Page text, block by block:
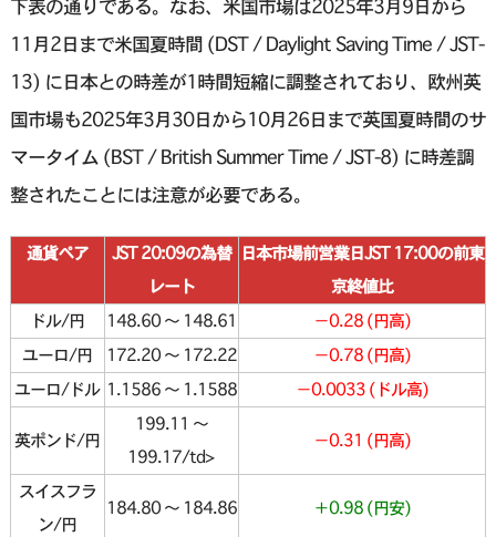
下表の通りである。なお、米国市場は2025年3月9日から
11月2日まで米国夏時間 (DST / Daylight Saving Time / JST-
13) に日本との時差が1時間短縮に調整されており、欧州英
国市場も2025年3月30日から10月26日まで英国夏時間のサ
マータイム (BST / British Summer Time / JST-8) に時差調
整されたことには注意が必要である。
通貨ペア
JST 20:09の為替
レート
日本市場前営業日JST 17:00の前東
京終値比
ドル/円
148.60 〜 148.61
−0.28 (円高)
ユーロ/円
172.20 〜 172.22
−0.78 (円高)
ユーロ/ドル 1.1586 〜 1.1588 −0.0033 (ドル高)
英ポンド/円
199.11 〜
199.17/td>
−0.31 (円高)
スイスフラ
ン/円
184.80 〜 184.86 ＋0.98 (円安)